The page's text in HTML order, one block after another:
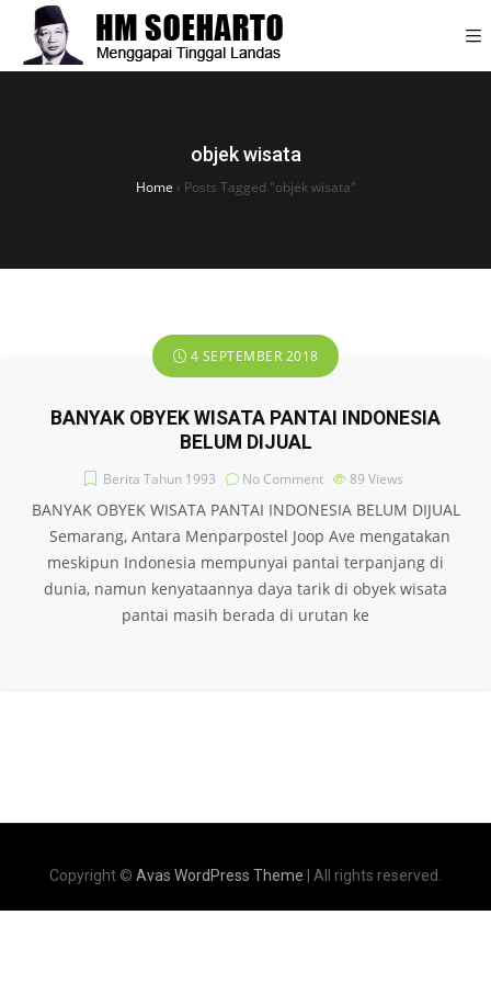
objek wisata
Home › Posts Tagged "objek wisata"
4 SEPTEMBER 2018
BANYAK OBYEK WISATA PANTAI INDONESIA
BELUM DIJUAL
Berita Tahun 1993 No Comment 89 Views
BANYAK OBYEK WISATA PANTAI INDONESIA BELUM DIJUAL
Semarang, Antara Menparpostel Joop Ave mengatakan
meskipun Indonesia mempunyai pantai terpanjang di
dunia, namun kenyataannya daya tarik di obyek wisata
pantai masih berada di urutan ke
Copyright © Avas WordPress Theme | All rights reserved.